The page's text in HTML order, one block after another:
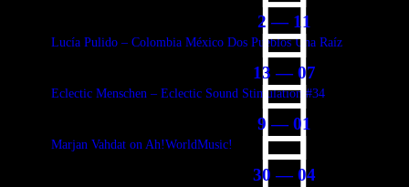
2 — 11
13 — 07
Lucía Pulido – Colombia México Dos Pueblos Una Raíz
9 — 01
Eclectic Menschen – Eclectic Sound Stimulation #34
30 — 04
Marjan Vahdat on Ah!WorldMusic!